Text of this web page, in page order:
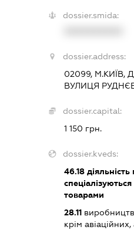
dossier.smida:
dossier.address:
02099, М.КИЇВ,
ВУЛИЦЯ
dossier.capital:
1 150 грн.
dossier.kveds:
46.18
товарами
28.11
крім